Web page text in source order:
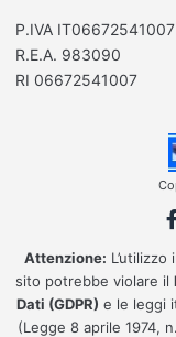
P.IVA IT06672541007
R.E.A. 983090
RI 06672541007
Attenzione:
sito potrebbe violare il
Dati (GDPR) e le leggi
(Legge 8 aprile 1974,